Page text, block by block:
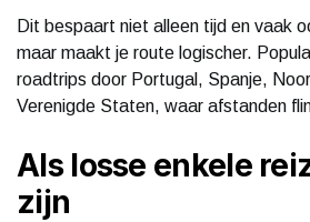
Dit bespaart niet alleen tijd en vaak
maar maakt je route logischer.
roadtrips door Portugal, Spanje,
Verenigde Staten, waar afstanden
Als losse enkele
zijn